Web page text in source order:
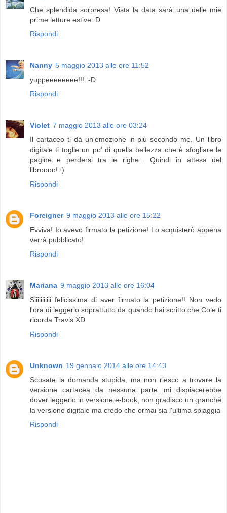
Che splendida sorpresa! Vista la data sarà una delle mie
prime letture estive :D
Rispondi
Nanny 5 maggio 2013 alle ore 11:52
yuppeeeeeeee!!! :-D
Rispondi
Violet 7 maggio 2013 alle ore 03:24
Il cartaceo ti dà un'emozione in più secondo me. Un libro
digitale ti toglie un po' di quella bellezza che è sfogliare le
pagine e perdersi tra le righe... Quindi in attesa del
libroooo! :)
Rispondi
Foreigner 9 maggio 2013 alle ore 15:22
Evviva! Io avevo firmato la petizione! Lo acquisterò appena
verrà pubblicato!
Rispondi
Mariana 9 maggio 2013 alle ore 16:04
Siiiiiiiiiii felicissima di aver firmato la petizione!! Non vedo
l'ora di leggerlo soprattutto da quando hai scritto che Cole ti
ricorda Travis XD
Rispondi
Unknown 19 gennaio 2014 alle ore 14:43
Scusate la domanda stupida, ma non riesco a trovare la
versione cartacea da nessuna parte...mi dispiacerebbe
dover leggerlo in versione e-book, non gradisco un granchè
la versione digitale ma credo che ormai sia l'ultima spiaggia
Rispondi